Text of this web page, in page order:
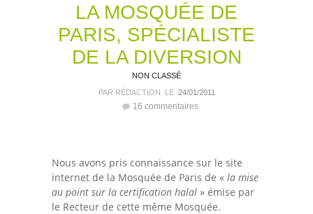
LA MOSQUÉE DE
PARIS, SPÉCIALISTE
DE LA DIVERSION
NON CLASSÉ
PAR RÉDACTION LE 24/01/2011
16 commentaires
Nous avons pris connaissance sur le site
internet de la Mosquée de Paris de « la mise
au point sur la certification halal » émise par
le Recteur de cette même Mosquée.